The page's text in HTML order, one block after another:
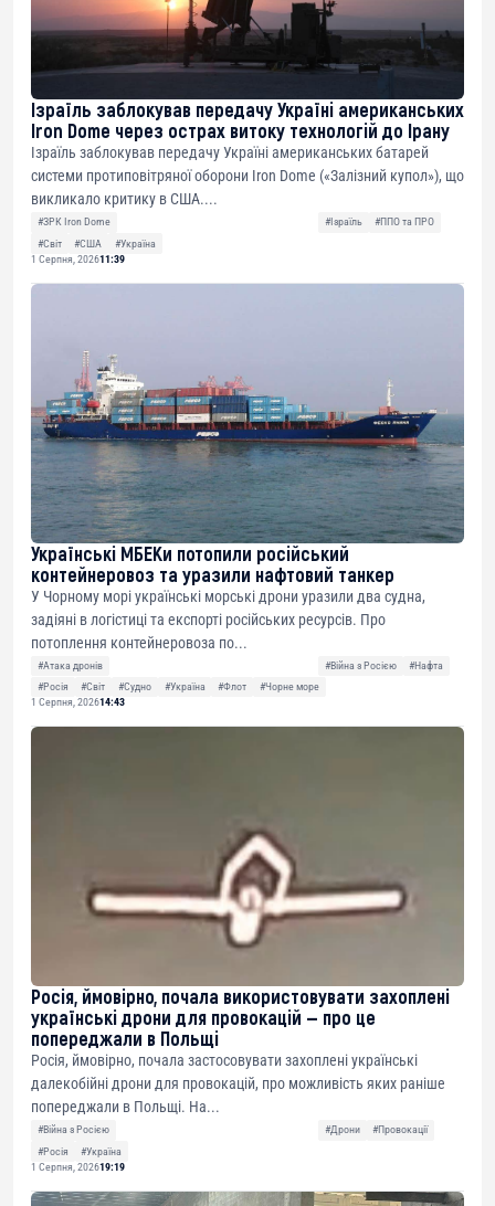
Ізраїль заблокував передачу Україні американських
Iron Dome через острах витоку технологій до Ірану
Ізраїль заблокував передачу Україні американських батарей
системи протиповітряної оборони Iron Dome («Залізний купол»), що
викликало критику в США....
#ЗРК Iron Dome #Ізраїль
#ППО та ПРО
#Світ
#США
#Україна
1 Серпня, 202611:39
Українські МБЕКи потопили російський
контейнеровоз та уразили нафтовий танкер
У Чорному морі українські морські дрони уразили два судна,
задіяні в логістиці та експорті російських ресурсів. Про
потоплення контейнеровоза по...
#Атака дронів #Війна з Росією
#Нафта
#Росія
#Світ #Судно #Україна #Флот
#Чорне море
1 Серпня, 202614:43
Росія, ймовірно, почала використовувати захоплені
українські дрони для провокацій — про це
попереджали в Польщі
Росія, ймовірно, почала застосовувати захоплені українські
далекобійні дрони для провокацій, про можливість яких раніше
попереджали в Польщі. На...
#Війна з Росією #Дрони
#Провокації
#Росія
#Україна
1 Серпня, 202619:19